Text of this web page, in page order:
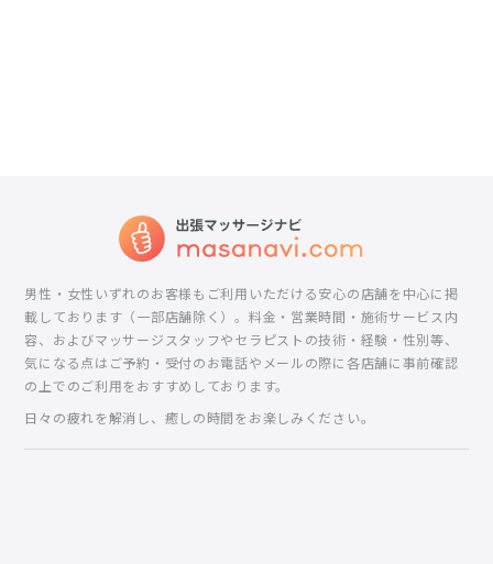
男性・女性いずれのお客様もご利用いただける安心の店舗を中心に掲
載しております（一部店舗除く）。料金・営業時間・施術サービス内
容、およびマッサージスタッフやセラピストの技術・経験・性別等、
気になる点はご予約・受付のお電話やメールの際に各店舗に事前確認
の上でのご利用をおすすめしております。
日々の疲れを解消し、癒しの時間をお楽しみください。